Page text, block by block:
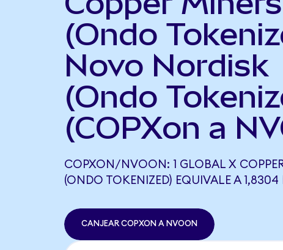
(Ondo
Novo Nordisk
(Ondo
(COPXon a
COPXON/NVOON: 1 GLOBAL X
(ONDO TOKENIZED) EQUIVALE A
CANJEAR COPXON A NVOON